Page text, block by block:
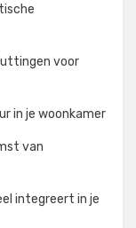
voor
in je woonkamer
van
integreert in je